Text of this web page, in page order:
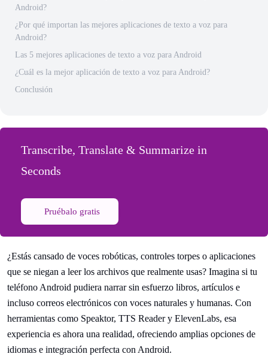
Android?
¿Por qué importan las mejores aplicaciones de texto a voz para
Android?
Las 5 mejores aplicaciones de texto a voz para Android
¿Cuál es la mejor aplicación de texto a voz para Android?
Conclusión
Transcribe, Translate & Summarize in
Seconds
Pruébalo gratis
¿Estás cansado de voces robóticas, controles torpes o aplicaciones
que se niegan a leer los archivos que realmente usas? Imagina si tu
teléfono Android pudiera narrar sin esfuerzo libros, artículos e
incluso correos electrónicos con voces naturales y humanas. Con
herramientas como Speaktor, TTS Reader y ElevenLabs, esa
experiencia es ahora una realidad, ofreciendo amplias opciones de
idiomas e integración perfecta con Android.